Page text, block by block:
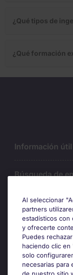
¿Qué tipos de
¿Qué formación
Información útil
Búsqueda de
Oficinas
Sobre Michael
Al seleccionar
partners
estadísticos con
y ofrecerte
Puedes
haciendo clic en
solo
necesarias para